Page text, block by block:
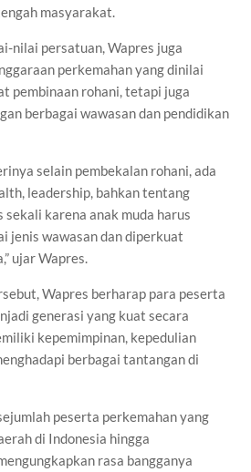
masyarakat.
nilai persatuan, Wapres juga
perkemahan yang dinilai
pembinaan rohani, tetapi juga
berbagai wawasan dan pendidikan
selain pembekalan rohani, ada
leadership, bahkan tentang
sekali karena anak muda harus
jenis wawasan dan diperkuat
ujar Wapres.
Wapres berharap para peserta
generasi yang kuat secara
kepemimpinan, kepedulian
berbagai tantangan di
peserta perkemahan yang
di Indonesia hingga
rasa bangganya